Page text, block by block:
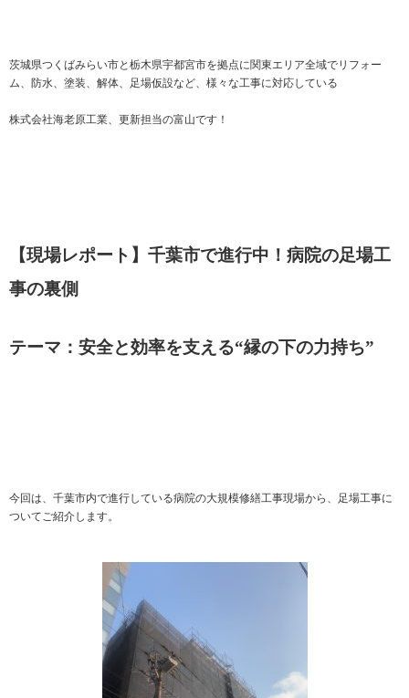
茨城県つくばみらい市と栃木県宇都宮市を拠点に関東エリア全域でリフォー
ム、防水、塗装、解体、足場仮設など、様々な工事に対応している
株式会社海老原工業、更新担当の富山です！
【現場レポート】千葉市で進行中！病院の足場工
事の裏側
テーマ：安全と効率を支える“縁の下の力持ち”
今回は、千葉市内で進行している病院の大規模修繕工事現場から、足場工事に
ついてご紹介します。